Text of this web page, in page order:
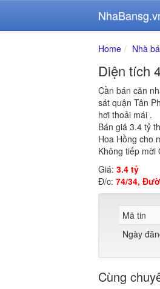
Home Nhà
Diện tích
Cần bán căn
sát quận Tân
hơi thoải mái .
Bán giá 3.4 tỷ
Hoa Hồng cho
Không tiếp mời
Giá: 3.4 tỷ
Đ/c: 74/34,
Mã tin
Ngày
Cùng